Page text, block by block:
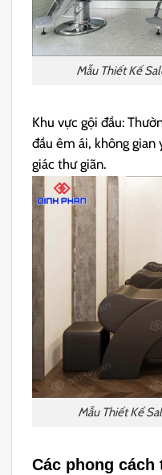
Mẫu Thiết Kế
Khu vực gội đầu:
đầu êm ái, không
giác thư giãn.
Mẫu Thiết Kế
Các phong